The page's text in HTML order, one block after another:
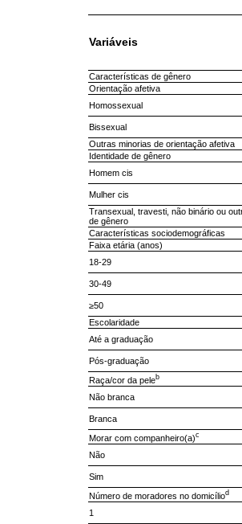
Variáveis
Características de gênero
Orientação afetiva
Homossexual
Bissexual
Outras minorias de orientação afetiva
Identidade de gênero
Homem cis
Mulher cis
Transexual, travesti, não binário ou
de gênero
Características sociodemográficas
Faixa etária (anos)
18-29
30-49
≥50
Escolaridade
Até a graduação
Pós-graduação
Raça/cor da peleb
Não branca
Branca
Morar com companheiro(a)c
Não
Sim
Número de moradores no domicíliod
1